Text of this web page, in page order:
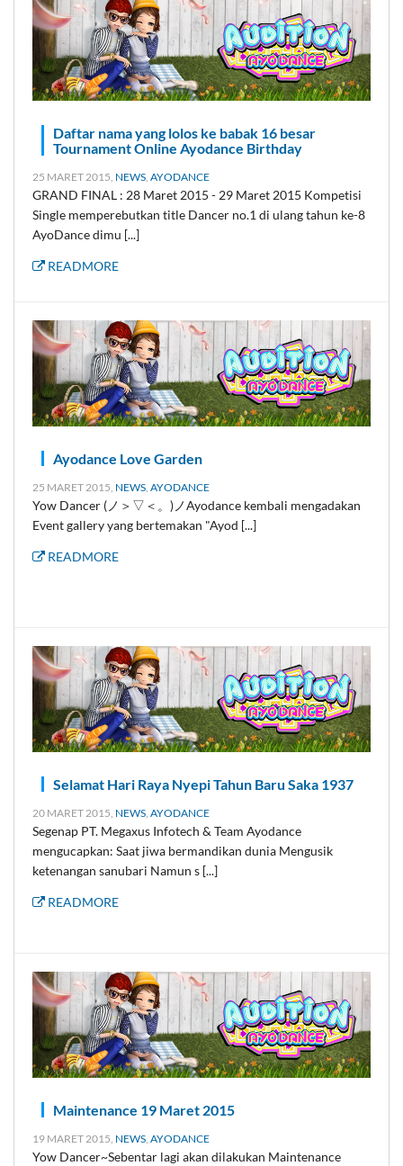
Daftar nama yang lolos ke babak 16 besar
Tournament Online Ayodance Birthday
25 MARET 2015, NEWS, AYODANCE
GRAND FINAL : 28 Maret 2015 - 29 Maret 2015 Kompetisi
Single memperebutkan title Dancer no.1 di ulang tahun ke-8
AyoDance dimu [...]
READMORE
Ayodance Love Garden
25 MARET 2015, NEWS, AYODANCE
Yow Dancer (ノ＞▽＜。)ノAyodance kembali mengadakan
Event gallery yang bertemakan "Ayod [...]
READMORE
Selamat Hari Raya Nyepi Tahun Baru Saka 1937
20 MARET 2015, NEWS, AYODANCE
Segenap PT. Megaxus Infotech & Team Ayodance
mengucapkan: Saat jiwa bermandikan dunia Mengusik
ketenangan sanubari Namun s [...]
READMORE
Maintenance 19 Maret 2015
19 MARET 2015, NEWS, AYODANCE
Yow Dancer~Sebentar lagi akan dilakukan Maintenance